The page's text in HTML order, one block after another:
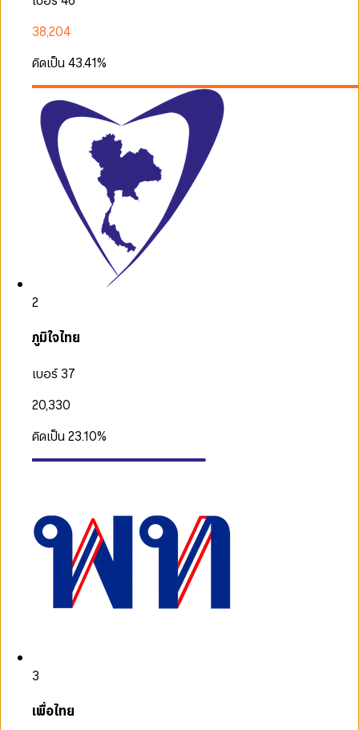
38,204
คิดเป็น43.41%
2
ภูมิใจไทย
เบอร์ 37
20,330
คิดเป็น23.10%
3
เพื่อไทย